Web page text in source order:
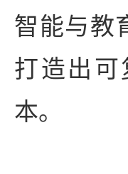
智能与教
打造出
本。